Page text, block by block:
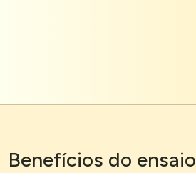
Benefícios do ensaio